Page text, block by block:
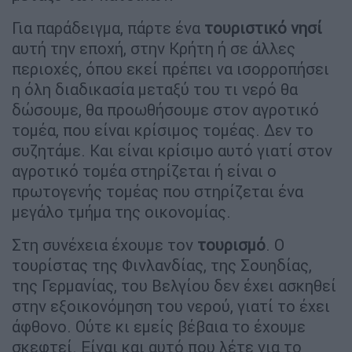
Για παράδειγμα, πάρτε ένα τουριστικό νησί
αυτή την εποχή, στην Κρήτη ή σε άλλες
περιοχές, όπου εκεί πρέπει να ισορροπήσει
η όλη διαδικασία μεταξύ του τι νερό θα
δώσουμε, θα προωθήσουμε στον αγροτικό
τομέα, που είναι κρίσιμος τομέας. Δεν το
συζητάμε. Και είναι κρίσιμο αυτό γιατί στον
αγροτικό τομέα στηρίζεται ή είναι ο
πρωτογενής τομέας που στηρίζεται ένα
μεγάλο τμήμα της οικονομίας.
Στη συνέχεια έχουμε τον τουρισμό. Ο
τουρίστας της Φινλανδίας, της Σουηδίας,
της Γερμανίας, του Βελγίου δεν έχει ασκηθεί
στην εξοικονόμηση του νερού, γιατί το έχει
άφθονο. Ούτε κι εμείς βέβαια το έχουμε
σκεφτεί. Είναι και αυτό που λέτε για το